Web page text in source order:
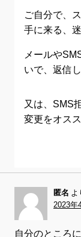
ご自分で、
手に来る、
メールや
いで、返信
又は、SMS
変更をオス
匿名
2023年
自分のところ